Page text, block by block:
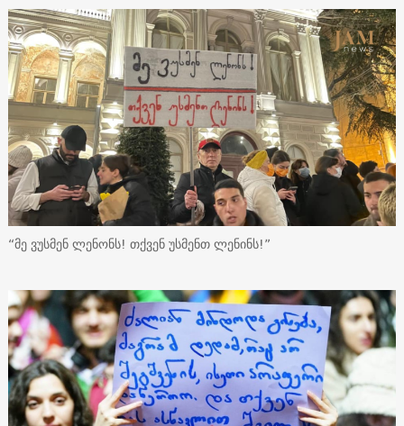
“მე ვუსმენ ლენონს! თქვენ უსმენთ ლენინს!”